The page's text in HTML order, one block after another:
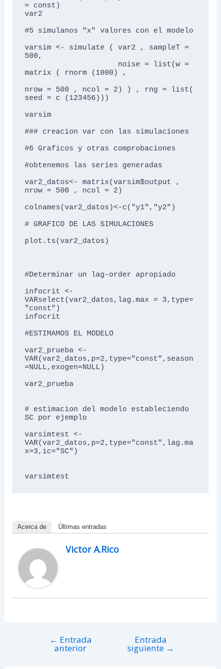
= const)
var2
#5 simulanos "x" valores con el modelo
varsim <- simulate ( var2 , sampleT =
500,
matrix ( rnorm (1000) ,
nrow = 500 , ncol = 2) ) , rng = list(
seed = c (123456)))
varsim
### creacion var con las simulaciones
#6 Graficos y otras comprobaciones
#obtenemos las series generadas
var2_datos<- matrix(varsim$output ,
nrow = 500 , ncol = 2)
colnames(var2_datos)<-c("y1","y2")
# GRAFICO DE LAS SIMULACIONES
plot.ts(var2_datos)
#Determinar un lag-order apropiado
infocrit <-
VARselect(var2_datos,lag.max = 3,type=
"const")
infocrit
#ESTIMAMOS EL MODELO
var2_prueba <-
VAR(var2_datos,p=2,type="const",season
=NULL,exogen=NULL)
var2_prueba
# estimacion del modelo estableciendo
SC por ejemplo
varsimtest <-
VAR(var2_datos,p=2,type="const",lag.ma
x=3,ic="SC")
Acerca de Últimas entradas
Victor A.Rico
← Entrada
anterior
Entrada
siguiente →